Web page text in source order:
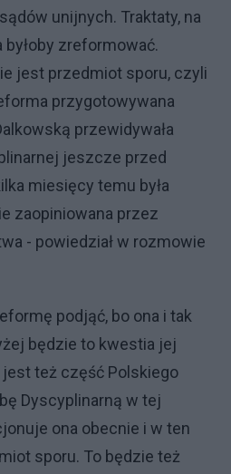
unijnych. Traktaty, na
zreformować.
jest przedmiot sporu, czyli
przygotowywana
przewidywała
jeszcze przed
miesięcy temu była
zaopiniowana przez
- powiedział w rozmowie
podjąć, bo ona i tak
będzie to kwestia jej
też część Polskiego
Dyscyplinarną w tej
ona obecnie i w ten
sporu. To będzie też